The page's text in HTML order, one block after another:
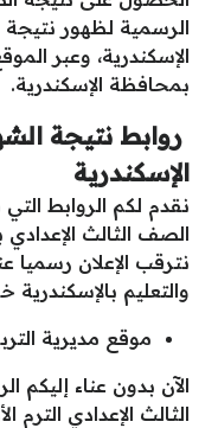
الرسمية لظهور نتيجة
الإسكندرية، وعبر
بمحافظة الإسكندرية.
روابط نتيجة
الإسكندرية
نقدم لكم الروابط
الصف الثالث
نترقب الإعلان رسميا
والتعليم بالإسكندرية
موقع مديرية
الآن بدون عناء إليكم
الثالث الإعدادي الترم